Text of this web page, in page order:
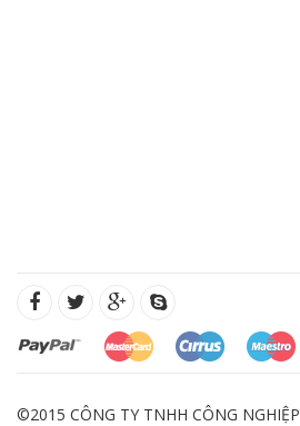
©2015 CÔNG TY TNHH CÔNG